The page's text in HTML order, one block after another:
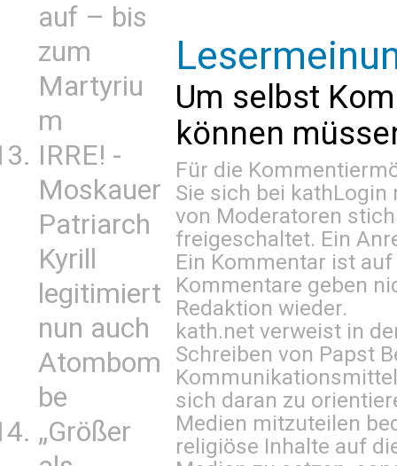
auf – bis
zum
Martyriu
m
IRRE! -
Moskauer
Patriarch
Kyrill
legitimiert
nun auch
Atombom
be
„Größer
Um selbst
können
Für die
Sie sich bei kathLogin
von Moderatoren
freigeschaltet. Ein
Ein Kommentar ist
Kommentare geben
Redaktion wieder.
kath.net verweist in
Schreiben von Papst
sich daran zu
Medien mitzuteilen
religiöse Inhalte auf